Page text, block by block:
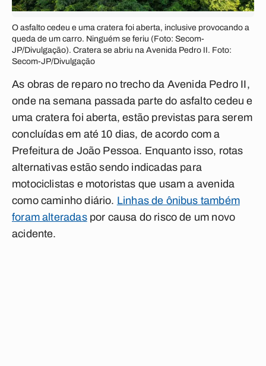
O asfalto cedeu e uma cratera foi aberta, inclusive provocando a
queda de um carro. Ninguém se feriu (Foto: Secom-
JP/Divulgação). Cratera se abriu na Avenida Pedro II. Foto:
Secom-JP/Divulgação
As obras de reparo no trecho da Avenida Pedro II,
onde na semana passada parte do asfalto cedeu e
uma cratera foi aberta, estão previstas para serem
concluídas em até 10 dias, de acordo com a
Prefeitura de João Pessoa. Enquanto isso, rotas
alternativas estão sendo indicadas para
motociclistas e motoristas que usam a avenida
como caminho diário. Linhas de ônibus também
foram alteradaspor causa do risco de um novo
acidente.